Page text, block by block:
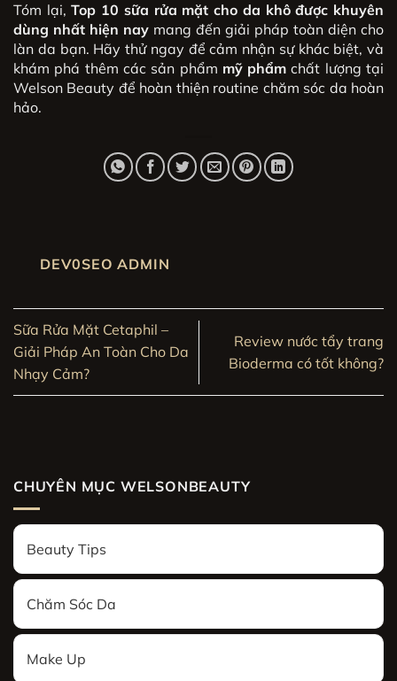
Tóm lại,Top 10 sữa rửa mặt cho da khô được khuyên
dùng nhất hiện nay mang đến giải pháp toàn diện cho
làn da bạn. Hãy thử ngay để cảm nhận sự khác biệt, và
khám phá thêm các sản phẩm mỹ phẩm chất lượng tại
Welson Beauty để hoàn thiện routine chăm sóc da hoàn
hảo.
DEV0SEO ADMIN
Sữa Rửa Mặt Cetaphil –
Giải Pháp An Toàn Cho Da
Nhạy Cảm?
Review nước tẩy trang
Bioderma có tốt không?
CHUYÊN MỤC WELSONBEAUTY
Beauty Tips
Chăm Sóc Da
Make Up